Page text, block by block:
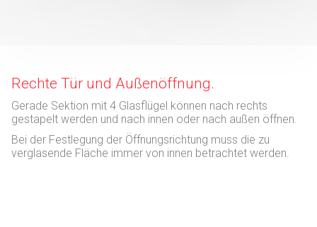
Rechte Tür und Außenöffnung.
Gerade Sektion mit 4 Glasflügel können nach rechts
gestapelt werden und nach innen oder nach außen öffnen.
Bei der Festlegung der Öffnungsrichtung muss die zu
verglasende Fläche immer von innen betrachtet werden.